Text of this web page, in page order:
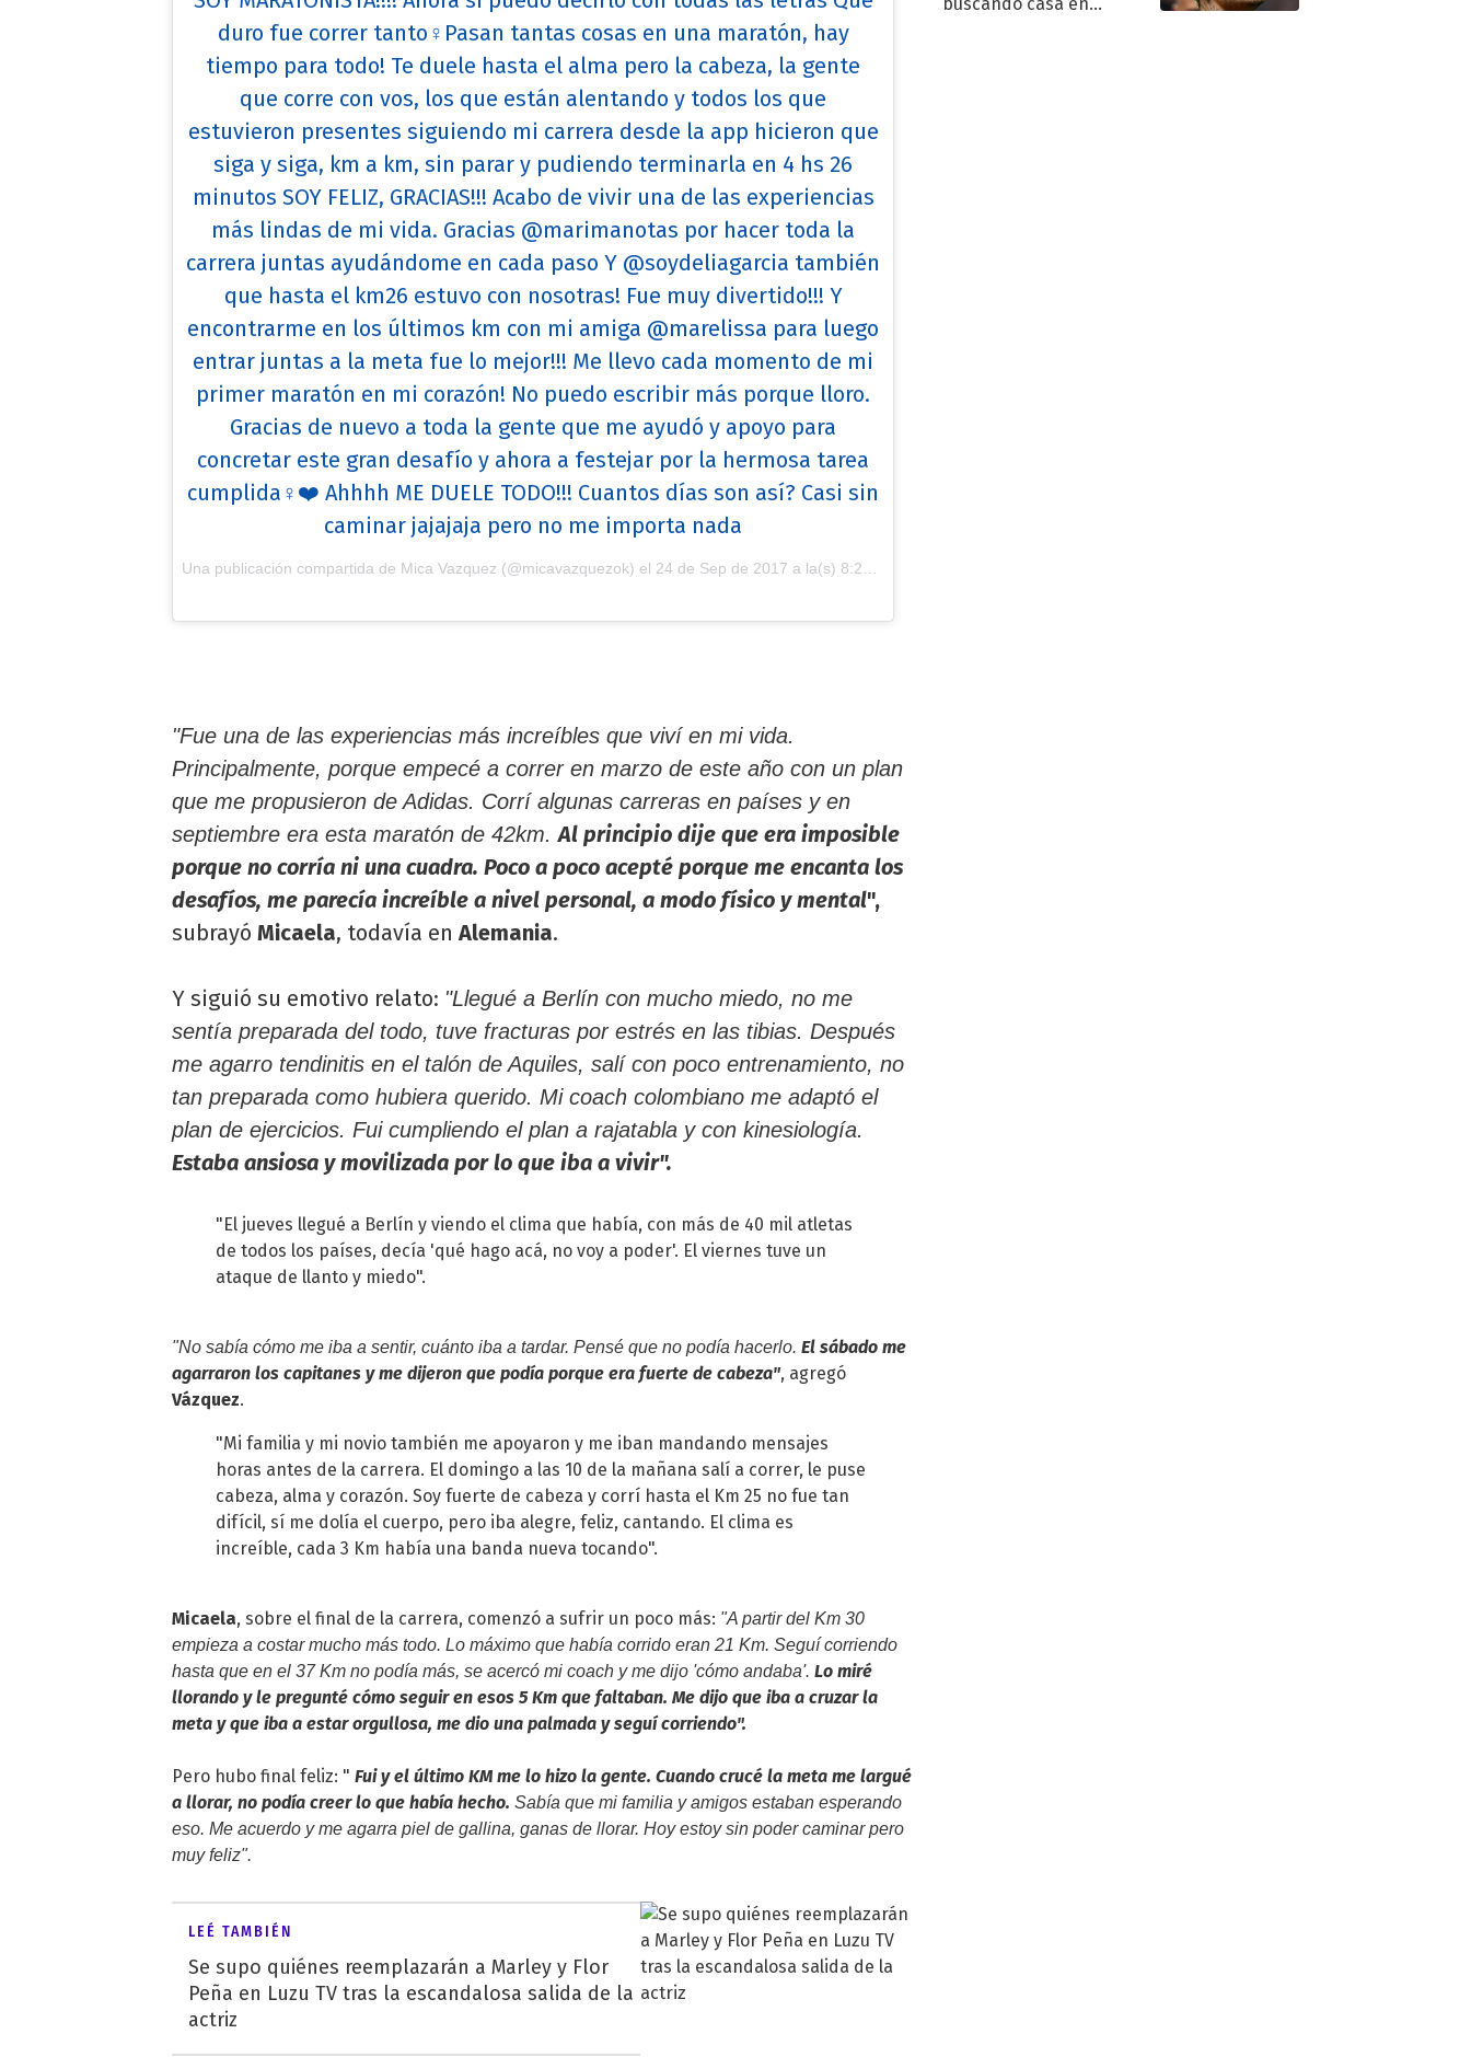
duro fue correr tanto♀️Pasan tantas cosas en una maratón, hay
tiempo para todo! Te duele hasta el alma pero la cabeza, la gente
que corre con vos, los que están alentando y todos los que
estuvieron presentes siguiendo mi carrera desde la app hicieron que
siga y siga, km a km, sin parar y pudiendo terminarla en 4 hs 26
minutos SOY FELIZ, GRACIAS!!! Acabo de vivir una de las experiencias
más lindas de mi vida. Gracias @marimanotas por hacer toda la
carrera juntas ayudándome en cada paso Y @soydeliagarcia también
que hasta el km26 estuvo con nosotras! Fue muy divertido!!! Y
encontrarme en los últimos km con mi amiga @marelissa para luego
entrar juntas a la meta fue lo mejor!!! Me llevo cada momento de mi
primer maratón en mi corazón! No puedo escribir más porque lloro.
Gracias de nuevo a toda la gente que me ayudó y apoyo para
concretar este gran desafío y ahora a festejar por la hermosa tarea
cumplida♀️❤️ Ahhhh ME DUELE TODO!!! Cuantos días son así? Casi sin
caminar jajajaja pero no me importa nada
Una publicación compartida de Mica Vazquez (@micavazquezok) el 24 de Sep de 2017 a la(s) 8:29 PDT
"Fue una de las experiencias más increíbles que viví en mi vida.
Principalmente, porque empecé a correr en marzo de este año con un plan
que me propusieron de Adidas. Corrí algunas carreras en países y en
septiembre era esta maratón de 42km.Al principio dije que era imposible
porque no corría ni una cuadra. Poco a poco acepté porque me encanta los
desafíos, me parecía increíble a nivel personal, a modo físico y mental",
subrayó Micaela, todavía en Alemania.
Y siguió su emotivo relato: "Llegué a Berlín con mucho miedo, no me
sentía preparada del todo, tuve fracturas por estrés en las tibias. Después
me agarro tendinitis en el talón de Aquiles, salí con poco entrenamiento, no
tan preparada como hubiera querido. Mi coach colombiano me adaptó el
plan de ejercicios. Fui cumpliendo el plan a rajatabla y con kinesiología.
Estaba ansiosa y movilizada por lo que iba a vivir".
"El jueves llegué a Berlín y viendo el clima que había, con más de 40 mil atletas
de todos los países, decía 'qué hago acá, no voy a poder'. El viernes tuve un
ataque de llanto y miedo".
"No sabía cómo me iba a sentir, cuánto iba a tardar. Pensé que no podía hacerlo. El sábado me
agarraron los capitanes y me dijeron que podía porque era fuerte de cabeza", agregó
Vázquez.
"Mi familia y mi novio también me apoyaron y me iban mandando mensajes
horas antes de la carrera. El domingo a las 10 de la mañana salí a correr, le puse
cabeza, alma y corazón. Soy fuerte de cabeza y corrí hasta el Km 25 no fue tan
difícil, sí me dolía el cuerpo, pero iba alegre, feliz, cantando. El clima es
increíble, cada 3 Km había una banda nueva tocando".
Micaela, sobre el final de la carrera, comenzó a sufrir un poco más: "A partir del Km 30
empieza a costar mucho más todo. Lo máximo que había corrido eran 21 Km. Seguí corriendo
hasta que en el 37 Km no podía más, se acercó mi coach y me dijo 'cómo andaba'. Lo miré
llorando y le pregunté cómo seguir en esos 5 Km que faltaban. Me dijo que iba a cruzar la
meta y que iba a estar orgullosa, me dio una palmada y seguí corriendo".
Pero hubo final feliz: " Fui y el último KM me lo hizo la gente. Cuando crucé la meta me largué
a llorar, no podía creer lo que había hecho. Sabía que mi familia y amigos estaban esperando
eso. Me acuerdo y me agarra piel de gallina, ganas de llorar. Hoy estoy sin poder caminar pero
muy feliz".
LEÉ TAMBIÉN
Se supo quiénes reemplazarán a Marley y Flor
Peña en Luzu TV tras la escandalosa salida de la
actriz